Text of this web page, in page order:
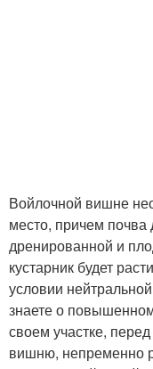
Войлочной вишне
место, причем
дренированной и
кустарник будет
условии
знаете о
своем участке,
вишню, непременно